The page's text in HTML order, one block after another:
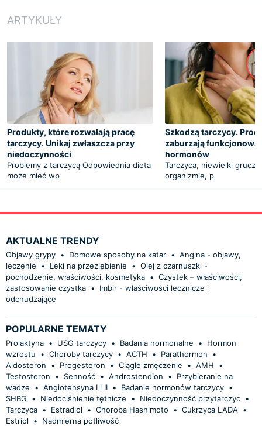
ARTYKUŁY
Produkty, które rozwalają pracę
tarczycy. Unikaj zwłaszcza przy
niedoczynności
Problemy z tarczycą Odpowiednia dieta
może mieć wp
Szkodzą tarczycy.
zaburzają
hormonów
Tarczyca, niewielki
organizmie, p
AKTUALNE TRENDY
Objawy grypy • Domowe sposoby na katar • Angina - objawy,
leczenie
• Leki na przeziębienie • Olej z czarnuszki -
pochodzenie, właściwości, kosmetyka • Czystek – właściwości,
zastosowanie czystka •
Imbir - właściwości lecznicze i
odchudzające
POPULARNE TEMATY
Prolaktyna • USG tarczycy • Badania hormonalne •
Hormon
wzrostu
• Choroby tarczycy • ACTH • Parathormon
•
Aldosteron
• Progesteron • Ciągłe zmęczenie • AMH
•
Testosteron
• Senność • Androstendion •
Przybieranie na
wadze
• Angiotensyna I i II • Badanie hormonów tarczycy •
SHBG
• Niedociśnienie tętnicze • Niedoczynność przytarczyc •
Tarczyca • Estradiol • Choroba Hashimoto • Cukrzyca LADA
•
Estriol
• Nadmierna potliwość